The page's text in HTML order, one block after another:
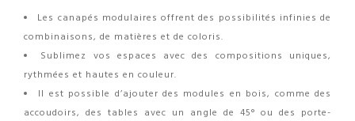
Les canapés modulaires offrent des possibilités infinies de
combinaisons, de matières et de coloris.
Sublimez vos espaces avec des compositions uniques,
rythmées et hautes en couleur.
Il est possible d’ajouter des modules en bois, comme des
accoudoirs, des tables avec un angle de 45° ou des porte-